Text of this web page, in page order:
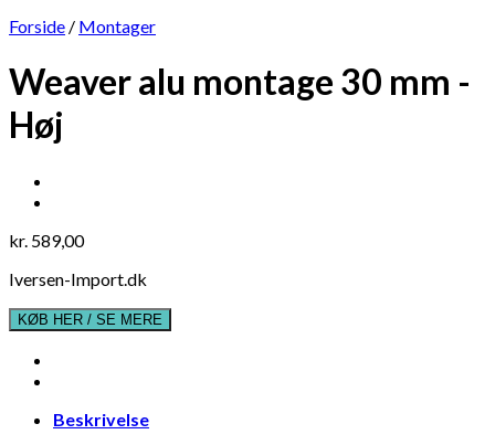
Forside / Montager
Weaver alu montage 30 mm -
Høj
kr. 589,00
Iversen-Import.dk
KØB HER / SE MERE
Beskrivelse